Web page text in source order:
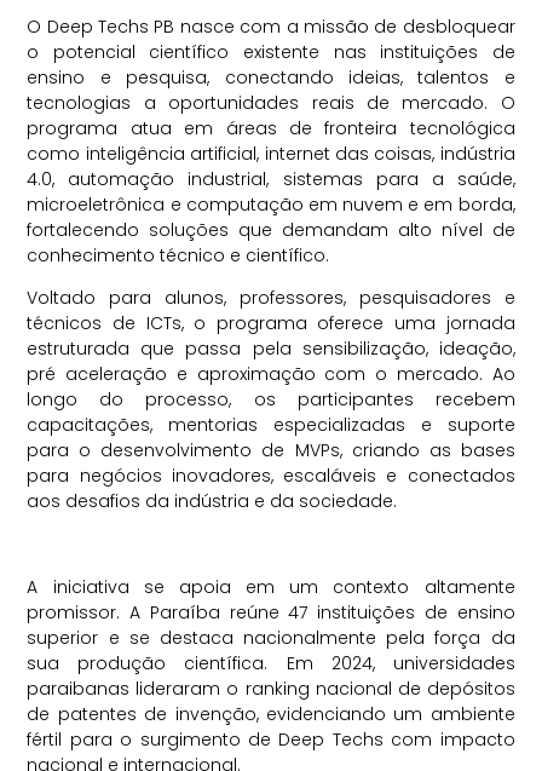
O Deep Techs PB nasce com a missão de desbloquear
o potencial científico existente nas instituições de
ensino e pesquisa, conectando ideias, talentos e
tecnologias a oportunidades reais de mercado. O
programa atua em áreas de fronteira tecnológica
como inteligência artificial, internet das coisas, indústria
4.0, automação industrial, sistemas para a saúde,
microeletrônica e computação em nuvem e em borda,
fortalecendo soluções que demandam alto nível de
conhecimento técnico e científico.
Voltado para alunos, professores, pesquisadores e
técnicos de ICTs, o programa oferece uma jornada
estruturada que passa pela sensibilização, ideação,
pré aceleração e aproximação com o mercado. Ao
longo do processo, os participantes recebem
capacitações, mentorias especializadas e suporte
para o desenvolvimento de MVPs, criando as bases
para negócios inovadores, escaláveis e conectados
aos desafios da indústria e da sociedade.
A iniciativa se apoia em um contexto altamente
promissor. A Paraíba reúne 47 instituições de ensino
superior e se destaca nacionalmente pela força da
sua produção científica. Em 2024, universidades
paraibanas lideraram o ranking nacional de depósitos
de patentes de invenção, evidenciando um ambiente
fértil para o surgimento de Deep Techs com impacto
nacional e internacional.